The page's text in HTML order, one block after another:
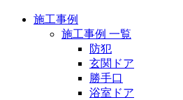
施工事例
施工事例 一覧
防犯
玄関ドア
勝手口
浴室ドア